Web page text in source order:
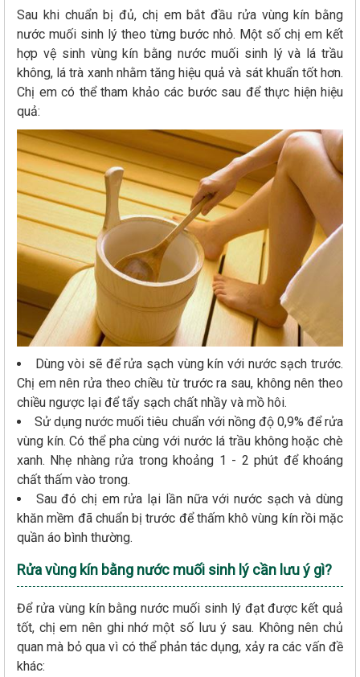
Sau khi chuẩn bị đủ, chị em bắt đầu rửa vùng kín bằng
nước muối sinh lý theo từng bước nhỏ. Một số chị em kết
hợp vệ sinh vùng kín bằng nước muối sinh lý và lá trầu
không, lá trà xanh nhằm tăng hiệu quả và sát khuẩn tốt hơn.
Chị em có thể tham khảo các bước sau để thực hiện hiệu
quả:
Dùng vòi sẽ để rửa sạch vùng kín với nước sạch trước.
Chị em nên rửa theo chiều từ trước ra sau, không nên theo
chiều ngược lại để tẩy sạch chất nhầy và mồ hôi.
Sử dụng nước muối tiêu chuẩn với nồng độ 0,9% để rửa
vùng kín. Có thể pha cùng với nước lá trầu không hoặc chè
xanh. Nhẹ nhàng rửa trong khoảng 1 - 2 phút để khoáng
chất thấm vào trong.
Sau đó chị em rửa lại lần nữa với nước sạch và dùng
khăn mềm đã chuẩn bị trước để thấm khô vùng kín rồi mặc
quần áo bình thường.
Rửa vùng kín bằng nước muối sinh lý cần lưu ý gì?
Để rửa vùng kín bằng nước muối sinh lý đạt được kết quả
tốt, chị em nên ghi nhớ một số lưu ý sau. Không nên chủ
quan mà bỏ qua vì có thể phản tác dụng, xảy ra các vấn đề
khác: